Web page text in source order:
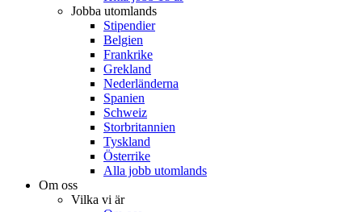
Jobba utomlands
Stipendier
Belgien
Frankrike
Grekland
Nederländerna
Spanien
Schweiz
Storbritannien
Tyskland
Österrike
Alla jobb utomlands
Om oss
Vilka vi är